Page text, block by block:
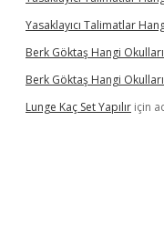
Yasaklayıcı Talimatlar
Berk Göktaş Hangi
Berk Göktaş Hangi
Lunge Kaç Set Yapılır için